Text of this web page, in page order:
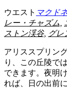
ウエスト マクド
レー・チャズム,
ストン渓谷, グレ
アリススプリン
り、この丘陵で
できます。夜明
れば、日の出前